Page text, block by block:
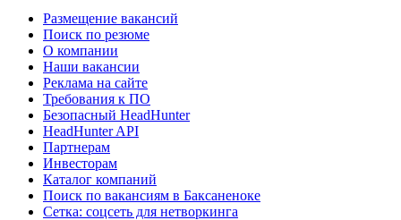
Размещение вакансий
Поиск по резюме
О компании
Наши вакансии
Реклама на сайте
Требования к ПО
Безопасный HeadHunter
HeadHunter API
Партнерам
Инвесторам
Каталог компаний
Поиск по вакансиям в Баксаненоке
Сетка: соцсеть для нетворкинга